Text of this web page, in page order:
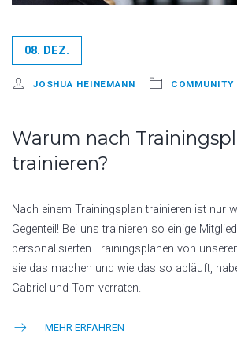
08. DEZ.
JOSHUA HEINEMANN COMMUNITY
Warum nach
trainieren?
Nach einem Trainingsplan trainieren ist nur
Gegenteil! Bei uns trainieren so einige
personalisierten Trainingsplänen von
sie das machen und wie das so abläuft,
Gabriel und Tom verraten.
MEHR ERFAHREN